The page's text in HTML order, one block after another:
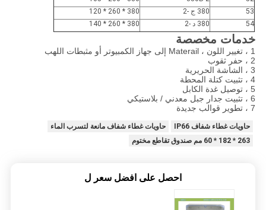
53
380 ج -2
380 * 260 * 120
54
380 د -2 380 * 260 * 140
خدمات مخصصة
1 ، تغيير اللون ، Materail إلى جهاز الكمبيوتر أو مثبطات اللهب
2 ، حفر ثقوب
3 ، الشاشة الحريرية
4 ، تثبيت كتلة المحطة
5 ، توصيل غدة الكابل
6 ، تثبيت جدار جبل معدني / بلاستيكي
7 ، تطوير قوالب جديدة
حاويات غطاء شفاف IP66
حاويات غطاء شفاف مانعة لتسرب الماء
263 * 182 * 60 مم صندوق تقاطع مختوم
احصل على افضل سعر ل